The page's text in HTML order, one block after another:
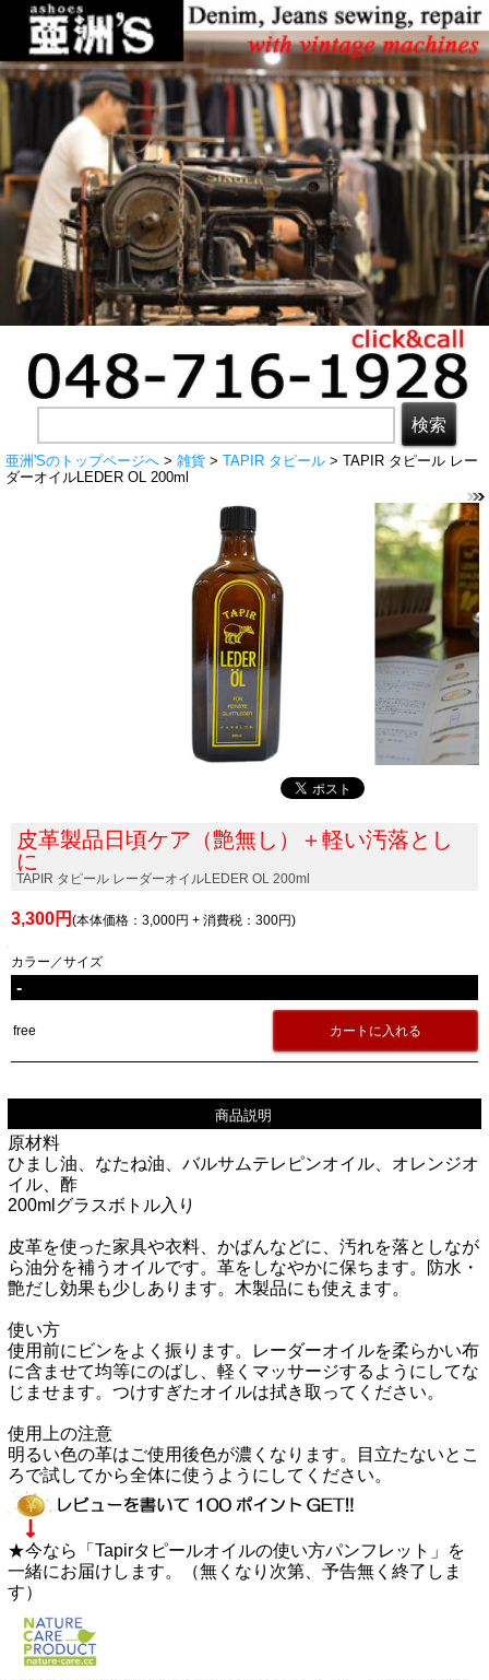
亜洲'Sのトップページへ > 雑貨 > TAPIR タピール > TAPIR タピール レー
ダーオイルLEDER OL 200ml
皮革製品日頃ケア（艶無し）＋軽い汚落とし
に
TAPIR タピール レーダーオイルLEDER OL 200ml
3,300円 (本体価格：3,000円 + 消費税：300円)
カラー／サイズ
-
free
商品説明
原材料
ひまし油、なたね油、バルサムテレピンオイル、オレンジオ
イル、酢
200mlグラスボトル入り
皮革を使った家具や衣料、かばんなどに、汚れを落としなが
ら油分を補うオイルです。革をしなやかに保ちます。防水・
艶だし効果も少しあります。木製品にも使えます。
使い方
使用前にビンをよく振ります。レーダーオイルを柔らかい布
に含ませて均等にのばし、軽くマッサージするようにしてな
じませます。つけすぎたオイルは拭き取ってください。
使用上の注意
明るい色の革はご使用後色が濃くなります。目立たないとこ
ろで試してから全体に使うようにしてください。
★今なら「Tapirタピールオイルの使い方パンフレット」を
一緒にお届けします。（無くなり次第、予告無く終了しま
す）